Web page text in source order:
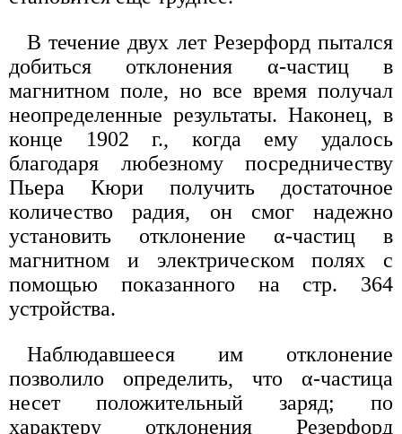
В течение двух лет Резерфорд пытался
добиться отклонения α-частиц в
магнитном поле, но все время получал
неопределенные результаты. Наконец, в
конце 1902 г., когда ему удалось
благодаря любезному посредничеству
Пьера Кюри получить достаточное
количество радия, он смог надежно
установить отклонение α-частиц в
магнитном и электрическом полях с
помощью показанного на стр. 364
устройства.
Наблюдавшееся им отклонение
позволило определить, что α-частица
несет положительный заряд; по
характеру отклонения Резерфорд